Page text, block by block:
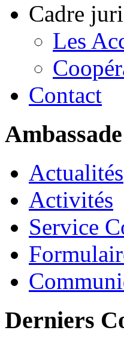
Cadre
Les
Contact
Actualités
Activités
Service
Derniers